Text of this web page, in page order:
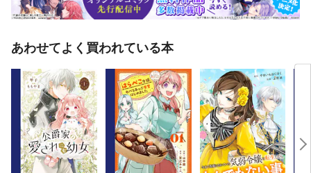
あわせてよく買われている本